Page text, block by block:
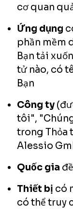
cơ quan
Ứng dụng
phần mềm
Bạn tải
tử nào, có
Bạn
Công ty
tôi",
trong Thỏa
Alessio
Quốc gia
Thiết bị có
có thể truy